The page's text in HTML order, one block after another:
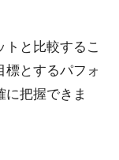
と比較するこ
標とするパフォ
把握できま